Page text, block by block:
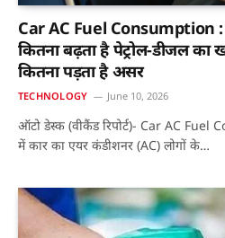
Car AC Fuel Consumption
कितना बढ़ता है पेट्रोल-डीजल का
कितना पड़ता है असर
TECHNOLOGY June 10, 2026
ऑटो डेस्क (वीकैंड रिपोर्ट)- Car AC Fuel
में कार का एयर कंडीशनर (AC) लोगों के…